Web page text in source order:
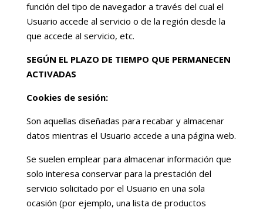
función del tipo de navegador a través del cual el
Usuario accede al servicio o de la región desde la
que accede al servicio, etc.
SEGÚN EL PLAZO DE TIEMPO QUE PERMANECEN
ACTIVADAS
Cookies de sesión:
Son aquellas diseñadas para recabar y almacenar
datos mientras el Usuario accede a una página web.
Se suelen emplear para almacenar información que
solo interesa conservar para la prestación del
servicio solicitado por el Usuario en una sola
ocasión (por ejemplo, una lista de productos